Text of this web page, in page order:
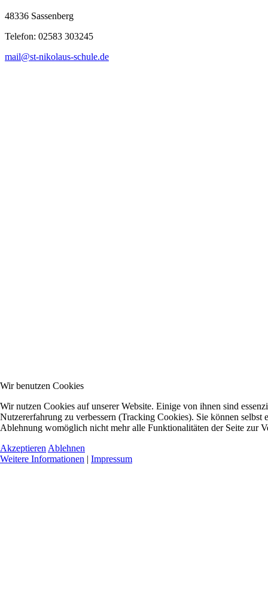
48336 Sassenberg
Telefon: 02583 303245
mail@st-nikolaus-schule.de
Wir benutzen Cookies
Wir nutzen Cookies auf unserer Website. Einige von ihnen sind
Nutzererfahrung zu verbessern (Tracking Cookies). Sie können selbst
Ablehnung womöglich nicht mehr alle Funktionalitäten der Seite zur
Akzeptieren Ablehnen
Weitere Informationen | Impressum